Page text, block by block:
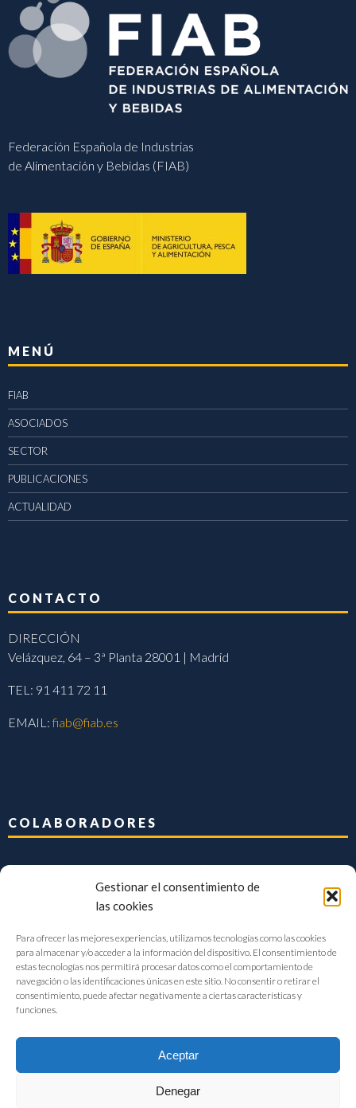
Gestionar el consentimiento de
las cookies
Para ofrecer las mejores experiencias, utilizamos tecnologías como las cookies
para almacenar y/o acceder a la información del dispositivo. El consentimiento de
estas tecnologías nos permitirá procesar datos como el comportamiento de
navegación o las identificaciones únicas en este sitio. No consentir o retirar el
consentimiento, puede afectar negativamente a ciertas características y
funciones.
Aceptar
Denegar
Federación Española de Industrias
de Alimentación y Bebidas (FIAB)
MENÚ
FIAB
ASOCIADOS
SECTOR
PUBLICACIONES
ACTUALIDAD
CONTACTO
DIRECCIÓN
Velázquez, 64 – 3ª Planta 28001 | Madrid
TEL: 91 411 72 11
EMAIL:fiab@fiab.es
COLABORADORES